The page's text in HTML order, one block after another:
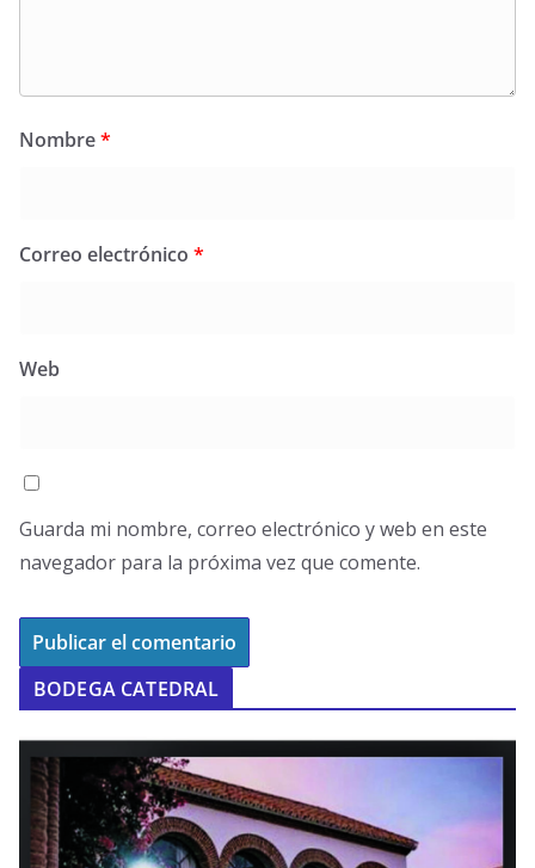
Nombre*
Correo electrónico *
Web
Guarda mi nombre, correo electrónico y web en este
navegador para la próxima vez que comente.
BODEGA CATEDRAL